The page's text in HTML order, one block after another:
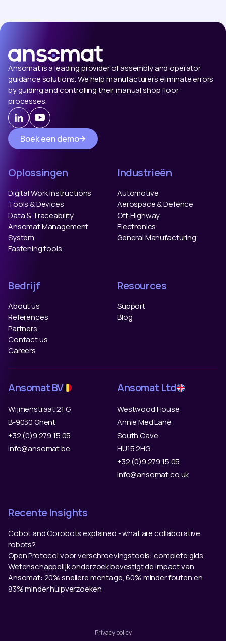
Ansomat is a leading provider of assembly and operator
guidance solutions. We help manufacturers eliminate errors
by guiding and controlling their manual shop floor
processes.
Boek een demo
Oplossingen
Digital Work Instructions
Tools & Devices
Data & Traceability
Ansomat Management
System
Fastening tools
Industrieën
Automotive
Aerospace & Defence
Off-Highway
Electronics
General Manufacturing
Bedrijf
About us
References
Partners
Contact us
Careers
Resources
Support
Blog
Ansomat BV
Wijmenstraat 21 G
B-9030 Ghent
+32 (0)9 279 15 05
info@ansomat.be
Ansomat Ltd
Westwood House
Annie Med Lane
South Cave
HU15 2HG
+32 (0)9 279 15 05
info@ansomat.co.uk
Recente Insights
Cobot and Corobots explained - what are collaborative
robots?
Open Protocol voor verschroevingstools: complete gids
Wetenschappelijk onderzoek bevestigt de impact van
Ansomat: 20% snellere montage, 60% minder fouten en
83% minder hulpverzoeken
Privacy policy